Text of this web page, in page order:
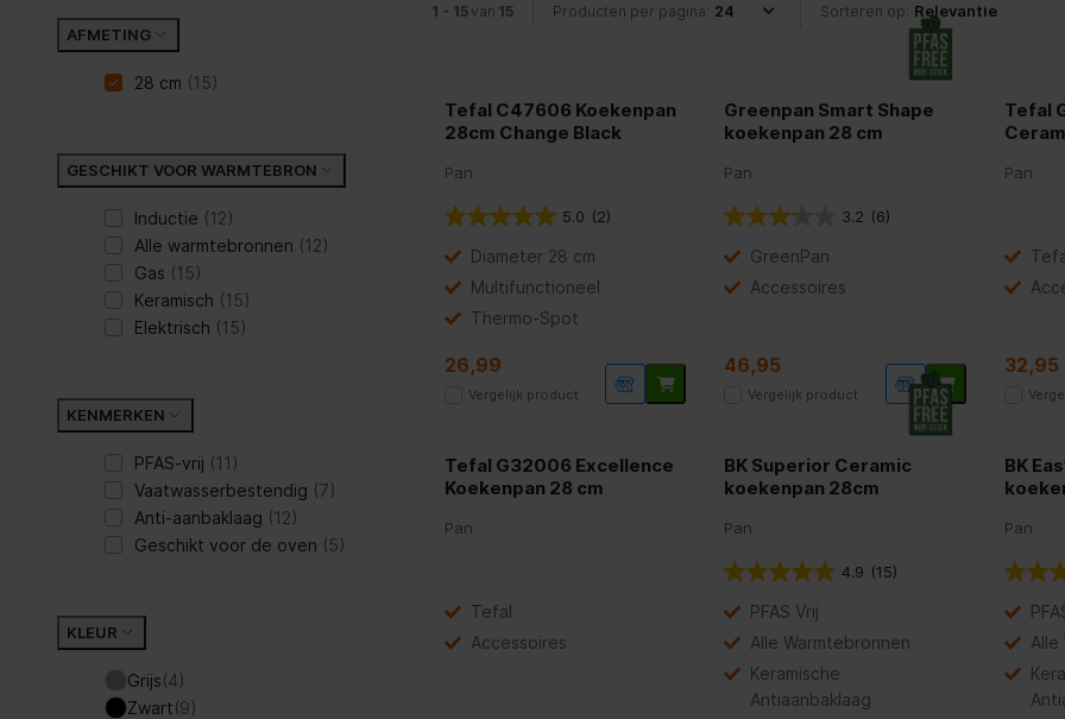
AFMETING
28 cm (15)
GESCHIKT VOOR WARMTEBRON
Inductie (12)
Alle warmtebronnen (12)
Gas (15)
Keramisch (15)
Elektrisch (15)
KENMERKEN
PFAS-vrij (11)
Vaatwasserbestendig (7)
Anti-aanbaklaag (12)
Geschikt voor de oven (5)
KLEUR
Grijs(4)
Zwart(9)
1 - 15 van 15 Producten per pagina: Sorteren op:
Tefal C47606 Koekenpan
28cm Change Black
Pan
5.0 (2)
Diameter 28 cm
Multifunctioneel
Thermo-Spot
26,99
Vergelijk product
Greenpan Smart Shape
koekenpan 28 cm
Pan
3.2 (6)
GreenPan
Accessoires
46,95
Vergelijk product
Tefal
Pan
32,95
Tefal G32006 Excellence
Koekenpan 28 cm
Pan
Tefal
Accessoires
BK Superior Ceramic
koekenpan 28cm
Pan
4.9 (15)
PFAS Vrij
Alle Warmtebronnen
Keramische
Antiaanbaklaag
BK
Pan
Alle